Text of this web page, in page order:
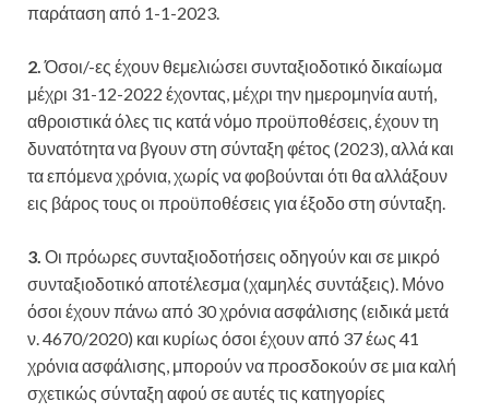
παράταση από 1-1-2023.
2. Όσοι/-ες έχουν θεμελιώσει συνταξιοδοτικό δικαίωμα
μέχρι 31-12-2022 έχοντας, μέχρι την ημερομηνία αυτή,
αθροιστικά όλες τις κατά νόμο προϋποθέσεις, έχουν τη
δυνατότητα να βγουν στη σύνταξη φέτος (2023), αλλά και
τα επόμενα χρόνια, χωρίς να φοβούνται ότι θα αλλάξουν
εις βάρος τους οι προϋποθέσεις για έξοδο στη σύνταξη.
3. Οι πρόωρες συνταξιοδοτήσεις οδηγούν και σε μικρό
συνταξιοδοτικό αποτέλεσμα (χαμηλές συντάξεις). Μόνο
όσοι έχουν πάνω από 30 χρόνια ασφάλισης (ειδικά μετά
ν. 4670/2020) και κυρίως όσοι έχουν από 37 έως 41
χρόνια ασφάλισης, μπορούν να προσδοκούν σε μια καλή
σχετικώς σύνταξη αφού σε αυτές τις κατηγορίες